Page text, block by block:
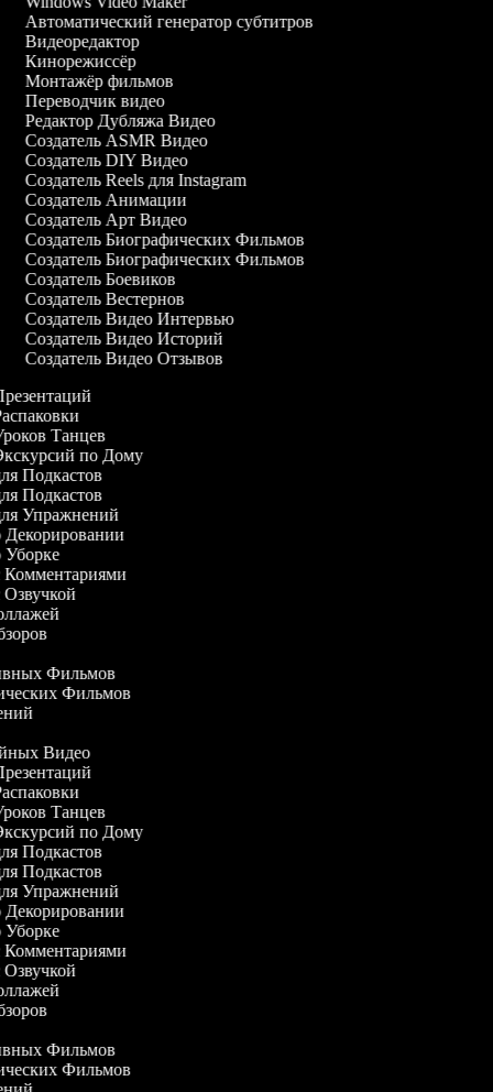
Автоматический генератор субтитров
Видеоредактор
Кинорежиссёр
Монтажёр фильмов
Переводчик видео
Редактор Дубляжа Видео
Создатель ASMR Видео
Создатель DIY Видео
Создатель Reels для Instagram
Создатель Анимации
Создатель Арт Видео
Создатель Биографических Фильмов
Создатель Биографических Фильмов
Создатель Боевиков
Создатель Вестернов
Создатель Видео Интервью
Создатель Видео Историй
Создатель Видео Отзывов
Танцев
по Дому
Подкастов
Подкастов
Упражнений
Декорировании
Уборке
Комментариями
Озвучкой
Фильмов
Фильмов
Видео
Танцев
по Дому
Подкастов
Подкастов
Упражнений
Декорировании
Уборке
Комментариями
Озвучкой
Фильмов
Фильмов